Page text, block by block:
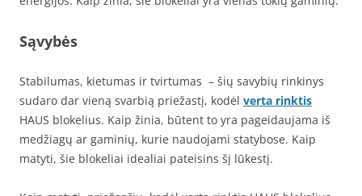
Sąvybės
Stabilumas, kietumas ir tvirtumas – šių savybių rinkinys
sudaro dar vieną svarbią priežastį, kodėl verta rinktis
HAUS blokelius. Kaip žinia, būtent to yra pageidaujama iš
medžiagų ar gaminių, kurie naudojami statybose. Kaip
matyti, šie blokeliai idealiai pateisins šį lūkestį.